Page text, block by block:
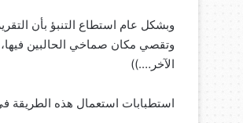
وبشكل عام استطاع التنبؤ بأن
وتقصي مكان صماخي الحالبين
الآخر….))
استطبابات استعمال هذه الطريقة